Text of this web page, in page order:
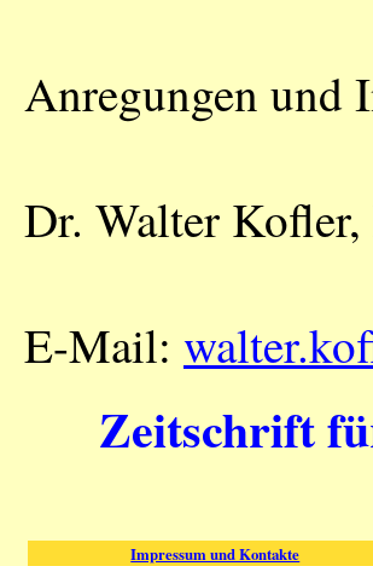
Anregungen und
Dr. Walter
E-Mail:
Zeitschrift
Impressum und Kontakte